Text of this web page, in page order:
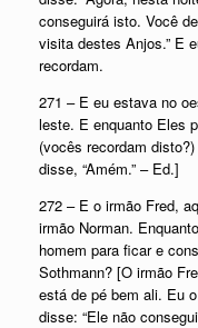
conseguirá isto. Você
visita destes Anjos.” E
recordam.
271 – E eu estava no
leste. E enquanto Eles
(vocês recordam
disse, “Amém.” – Ed.]
272 – E o irmão Fred,
irmão Norman.
homem para ficar e
Sothmann? [O irmão
está de pé bem ali. Eu
disse: “Ele não